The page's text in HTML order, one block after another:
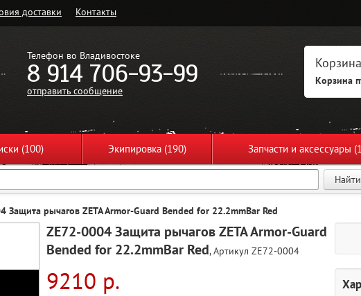
доставки Контакты
Телефон во Владивостоке
8 914 706-93-99
отправить сообщение
Корзина
Корзина
(100) Экипировка (190) Запчасти и аксессуары
Защита рычагов ZETA Armor-Guard Bended for 22.2mmBar Red
ZE72-0004 Защита рычагов ZETA Armor-Guard
Bended for 22.2mmBar Red, Артикул ZE72-0004
9210 р.